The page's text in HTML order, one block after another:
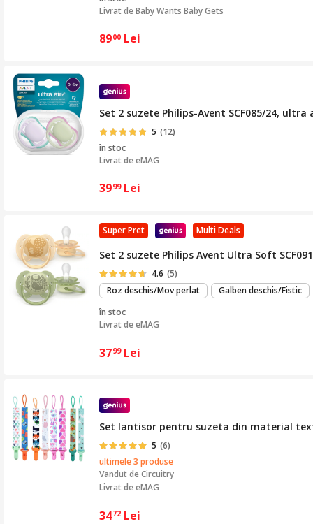
Livrat deBaby Wants Baby Gets
8900 Lei
Set 2 suzete Philips-Avent SCF085/24,
5 (12)
în stoc
Livrat deeMAG
3999 Lei
Multi Deals
Super Pret
Set 2 suzete Philips Avent Ultra Soft
4.6 (5)
Roz deschis/Mov perlat
Galben deschis/Fistic
în stoc
Livrat deeMAG
3799 Lei
Set lantisor pentru suzeta din material
5 (6)
ultimele 3 produse
Vandut deCircuitry
Livrat de eMAG
3472 Lei